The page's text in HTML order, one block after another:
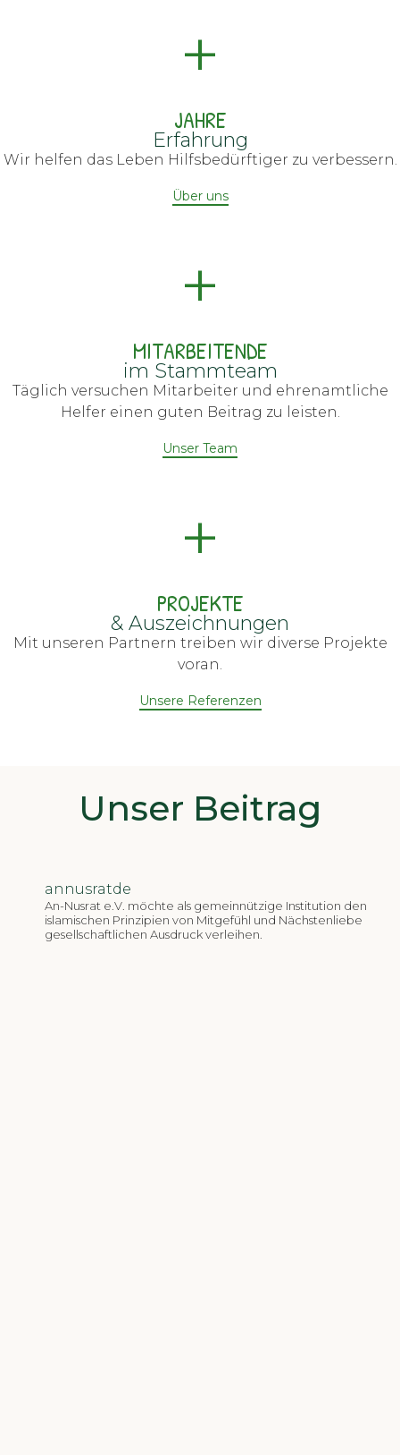
+
JAHRE
Erfahrung
Wir helfen das Leben Hilfsbedürftiger zu verbessern.
Über uns
+
MITARBEITENDE
im Stammteam
Täglich versuchen Mitarbeiter und ehrenamtliche
Helfer einen guten Beitrag zu leisten.
Unser Team
+
PROJEKTE
& Auszeichnungen
Mit unseren Partnern treiben wir diverse Projekte
voran.
Unsere Referenzen
Unser Beitrag
annusratde
An-Nusrat e.V. möchte als gemeinnützige Institution den
islamischen Prinzipien von Mitgefühl und Nächstenliebe
gesellschaftlichen Ausdruck verleihen.